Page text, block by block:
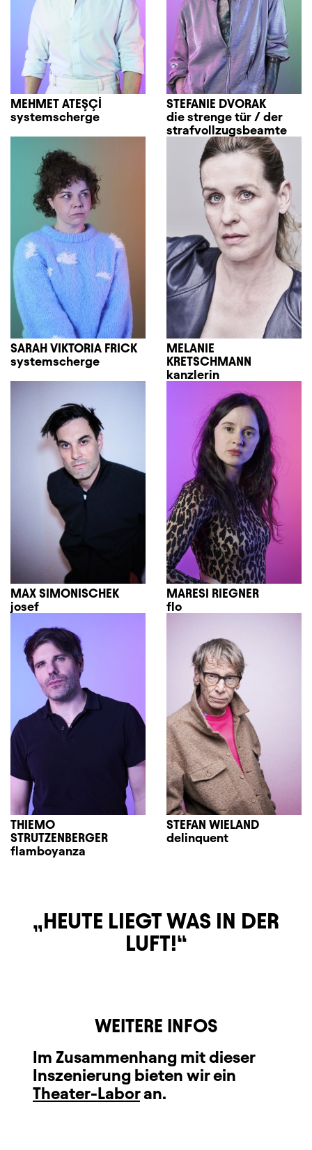
MEHMET ATEŞÇİ
systemscherge
STEFANIE DVORAK
die strenge tür / der
strafvollzugsbeamte
SARAH VIKTORIA FRICK
systemscherge
MELANIE
KRETSCHMANN
kanzlerin
MAX SIMONISCHEK
josef
MARESI RIEGNER
flo
THIEMO
STRUTZENBERGER
flamboyanza
STEFAN WIELAND
delinquent
HEUTE LIEGT WAS IN DER
LUFT!
WEITERE INFOS
Im Zusammenhang mit dieser
Inszenierung bieten wir ein
Theater-Laboran.